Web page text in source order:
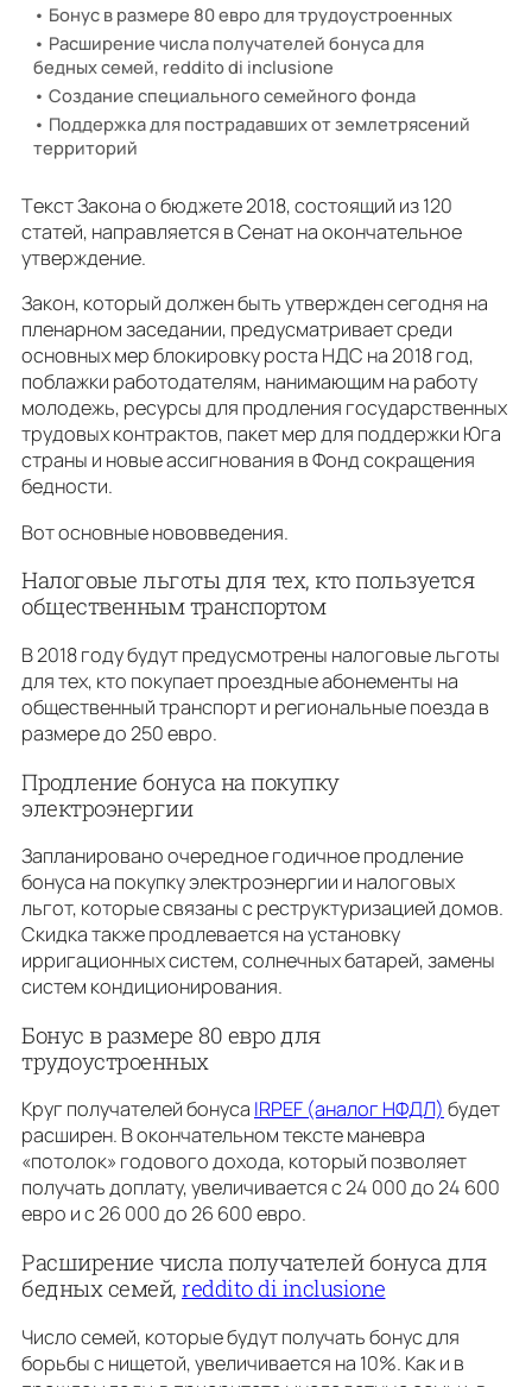
Бонус в размере 80 евро для трудоустроенных
Расширение числа получателей бонуса для
бедных семей, reddito di inclusione
Создание специального семейного фонда
Поддержка для пострадавших от землетрясений
территорий
Tекст Закона о бюджете 2018, состоящий из 120
статей, направляется в Сенат на окончательное
утверждение.
Закон, который должен быть утвержден сегодня на
пленарном заседании, предусматривает среди
основных мер блокировку роста НДС на 2018 год,
поблажки работодателям, нанимающим на работу
молодежь, ресурсы для продления государственных
трудовых контрактов, пакет мер для поддержки Юга
страны и новые ассигнования в Фонд сокращения
бедности.
Вот основные нововведения.
Налоговые льготы для тех, кто пользуется
общественным транспортом
В 2018 году будут предусмотрены налоговые льготы
для тех, кто покупает проездные абонементы на
общественный транспорт и региональные поезда в
размере до 250 евро.
Продление бонуса на покупку
электроэнергии
Запланировано очередное годичное продление
бонуса на покупку электроэнергии и налоговых
льгот, которые связаны с реструктуризацией домов.
Скидка также продлевается на установку
ирригационных систем, солнечных батарей, замены
систем кондиционирования.
Бонус в размере 80 евро для
трудоустроенных
Круг получателей бонуса IRPEF (аналог НФДЛ) будет
расширен. В окончательном тексте маневра
«потолок» годового дохода, который позволяет
получать доплату, увеличивается с 24 000 до 24 600
евро и с 26 000 до 26 600 евро.
Расширение числа получателей бонуса для
бедных семей, reddito di inclusione
Число семей, которые будут получать бонус для
борьбы с нищетой, увеличивается на 10%. Как и в